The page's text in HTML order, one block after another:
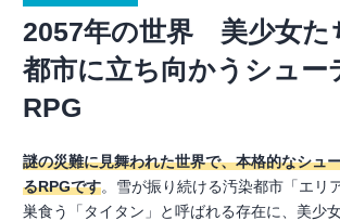
2057年の世界 美少女た
都市に立ち向かうシュー
RPG
謎の災難に見舞われた世界で、本格的なシュ
るRPGです。雪が振り続ける汚染都市「エリ
巣食う「タイタン」と呼ばれる存在に、美少